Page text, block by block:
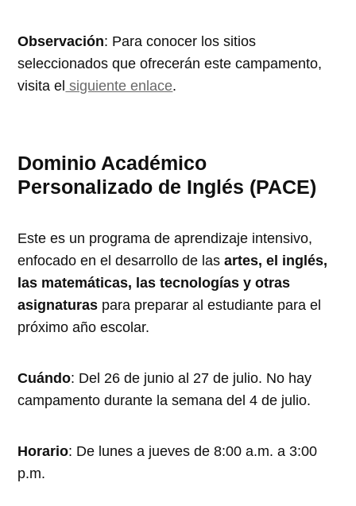
Observación: Para conocer los sitios
seleccionados que ofrecerán este campamento,
visita el siguiente enlace.
Dominio Académico
Personalizado de Inglés (PACE)
Este es un programa de aprendizaje intensivo,
enfocado en el desarrollo de lasartes, el inglés,
las matemáticas, las tecnologías y otras
asignaturas para preparar al estudiante para el
próximo año escolar.
Cuándo: Del 26 de junio al 27 de julio. No hay
campamento durante la semana del 4 de julio.
Horario: De lunes a jueves de 8:00 a.m. a 3:00
p.m.